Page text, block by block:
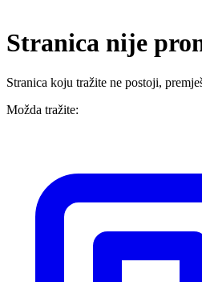
Stranica nije
Stranica koju tražite ne postoji,
Možda tražite: